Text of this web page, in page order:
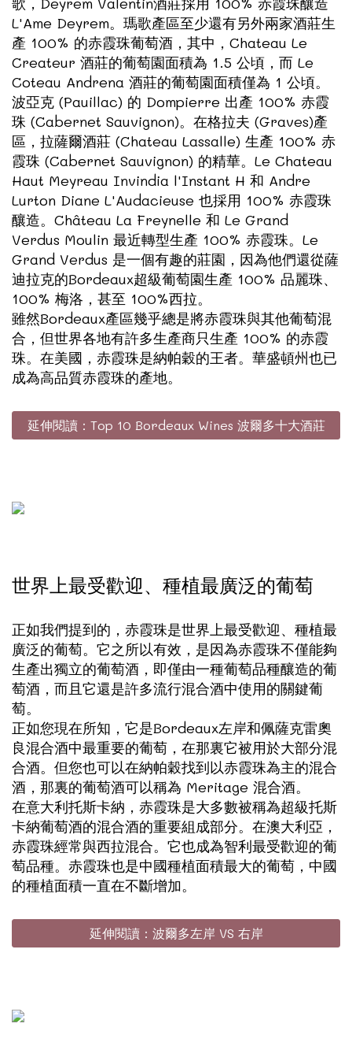
L'Ame Deyrem。瑪歌產區至少還有另外兩家酒莊生
產 100% 的赤霞珠葡萄酒，其中，Chateau Le
Createur 酒莊的葡萄園面積為 1.5 公頃，而 Le
Coteau Andrena 酒莊的葡萄園面積僅為 1 公頃。
波亞克 (Pauillac) 的 Dompierre 出產 100% 赤霞
珠 (Cabernet Sauvignon)。在格拉夫 (Graves)產
區，拉薩爾酒莊 (Chateau Lassalle) 生產 100% 赤
霞珠 (Cabernet Sauvignon) 的精華。Le Chateau
Haut Meyreau Invindia l'Instant H 和 Andre
Lurton Diane L'Audacieuse 也採用 100% 赤霞珠
釀造。Château La Freynelle 和 Le Grand
Verdus Moulin 最近轉型生產 100% 赤霞珠。Le
Grand Verdus 是一個有趣的莊園，因為他們還從薩
迪拉克的Bordeaux超級葡萄園生產 100% 品麗珠、
100% 梅洛，甚至 100%西拉。
雖然Bordeaux產區幾乎總是將赤霞珠與其他葡萄混
合，但世界各地有許多生產商只生產 100% 的赤霞
珠。在美國，赤霞珠是納帕穀的王者。華盛頓州也已
成為高品質赤霞珠的產地。
延伸閱讀：Top 10 Bordeaux Wines 波爾多十大酒莊
世界上最受歡迎、種植最廣泛的葡萄
正如我們提到的，赤霞珠是世界上最受歡迎、種植最
廣泛的葡萄。它之所以有效，是因為赤霞珠不僅能夠
生產出獨立的葡萄酒，即僅由一種葡萄品種釀造的葡
萄酒，而且它還是許多流行混合酒中使用的關鍵葡
萄。
正如您現在所知，它是Bordeaux左岸和佩薩克雷奧
良混合酒中最重要的葡萄，在那裏它被用於大部分混
合酒。但您也可以在納帕穀找到以赤霞珠為主的混合
酒，那裏的葡萄酒可以稱為 Meritage 混合酒。
在意大利托斯卡納，赤霞珠是大多數被稱為超級托斯
卡納葡萄酒的混合酒的重要組成部分。在澳大利亞，
赤霞珠經常與西拉混合。它也成為智利最受歡迎的葡
萄品種。赤霞珠也是中國種植面積最大的葡萄，中國
的種植面積一直在不斷增加。
延伸閱讀：波爾多左岸 VS 右岸